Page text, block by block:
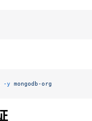
-y mongodb-org